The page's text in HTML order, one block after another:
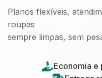
Planos flexíveis,
roupas
sempre limpas, sem
Economia